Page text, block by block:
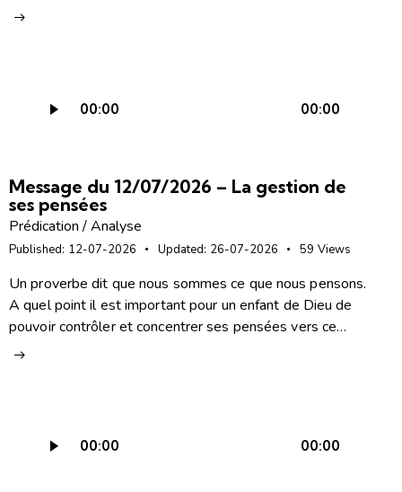
audio
00:00 00:00
Message du 12/07/2026 – La gestion de
ses pensées
Prédication / Analyse
Published: 12-07-2026 Updated: 26-07-2026 59 Views
Un proverbe dit que nous sommes ce que nous pensons.
A quel point il est important pour un enfant de Dieu de
pouvoir contrôler et concentrer ses pensées vers ce…
audio
00:00 00:00